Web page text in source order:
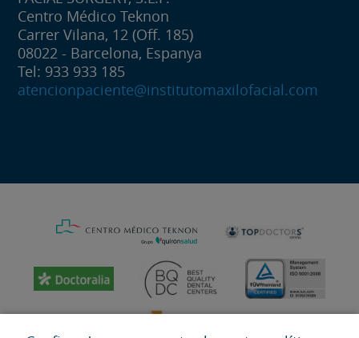
Centro Médico Teknon
Carrer Vilana, 12 (Off. 185)
08022 - Barcelona, Espanya
Tel: 933 933 185
atencionpaciente@institutomaxilofacial.com